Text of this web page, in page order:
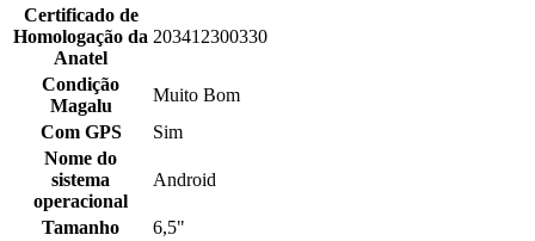
Certificado de
Homologação da
Anatel
203412300330
Condição
Magalu
Muito Bom
Com GPS
Sim
Nome do
sistema
operacional
Android
Tamanho
6,5"